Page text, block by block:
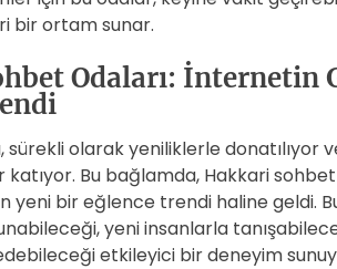
bir ortam sunar.
Odaları: İnternetin
sürekli olarak yeniliklerle donatılıyor
Bu bağlamda, Hakkari
yeni bir eğlence trendi haline geldi.
yeni insanlarla
etkileyici bir deneyim